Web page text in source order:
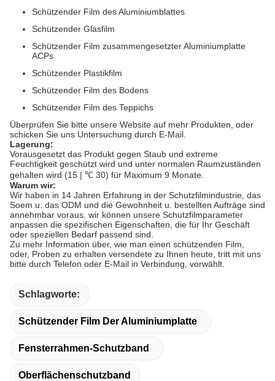
Schützender Film des Aluminiumblattes
Schützender Glasfilm
Schützender Film zusammengesetzter Aluminiumplatte
ACPs
Schützender Plastikfilm
Schützender Film des Bodens
Schützender Film des Teppichs
Überprüfen Sie bitte unsere Website auf mehr Produkten, oder
schicken Sie uns Untersuchung durch E-Mail.
Lagerung:
Vorausgesetzt das Produkt gegen Staub und extreme
Feuchtigkeit geschützt wird und unter normalen Raumzuständen
gehalten wird (15 | ℃ 30) für Maximum 9 Monate.
Warum wir:
Wir haben in 14 Jahren Erfahrung in der Schutzfilmindustrie, das
Soem u. das ODM und die Gewohnheit u. bestellten Aufträge sind
annehmbar voraus. wir können unsere Schutzfilmparameter
anpassen die spezifischen Eigenschaften, die für Ihr Geschäft
oder speziellen Bedarf passend sind.
Zu mehr Information über, wie man einen schützenden Film,
oder, Proben zu erhalten versendete zu Ihnen heute, tritt mit uns
bitte durch Telefon oder E-Mail in Verbindung, vorwählt.
Schlagworte:
Schützender Film Der Aluminiumplatte
Fensterrahmen-Schutzband
Oberflächenschutzband